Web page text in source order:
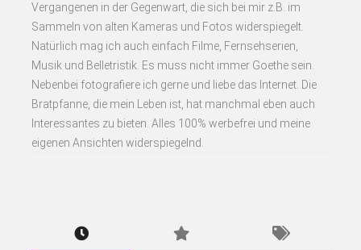
Vergangenen in der Gegenwart, die sich bei mir z.B. im
Sammeln von alten Kameras und Fotos widerspiegelt.
Natürlich mag ich auch einfach Filme, Fernsehserien,
Musik und Belletristik. Es muss nicht immer Goethe sein.
Nebenbei fotografiere ich gerne und liebe das Internet. Die
Bratpfanne, die mein Leben ist, hat manchmal eben auch
Interessantes zu bieten. Alles 100% werbefrei und meine
eigenen Ansichten widerspiegelnd.